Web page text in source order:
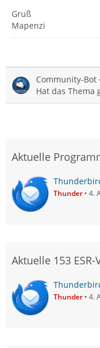
Gruß
Mapenzi
Community-Bot
Hat das Thema
Aktuelle
Thunder 4.
Aktuelle 153 ESR-
Thunder 4.